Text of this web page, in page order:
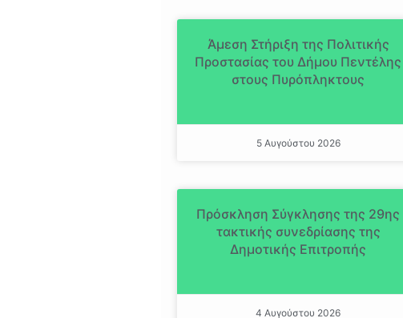
Άμεση Στήριξη της Πολιτικής
Προστασίας του Δήμου Πεντέλης
στους Πυρόπληκτους
5 Αυγούστου 2026
Πρόσκληση Σύγκλησης της 29ης
τακτικής συνεδρίασης της
Δημοτικής Επιτροπής
4 Αυγούστου 2026